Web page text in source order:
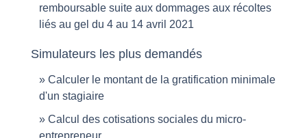
remboursable suite aux dommages aux récoltes
liés au gel du 4 au 14 avril 2021
Simulateurs les plus demandés
Calculer le montant de la gratification minimale
d'un stagiaire
Calcul des cotisations sociales du micro-
entrepreneur